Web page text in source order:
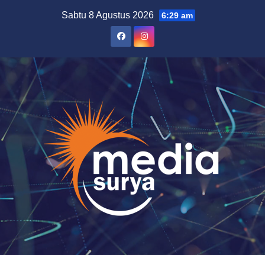
Sabtu 8 Agustus 2026 6:29 am